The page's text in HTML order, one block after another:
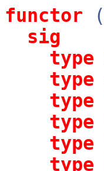
functor (
sig
type
type
type
type
type
type